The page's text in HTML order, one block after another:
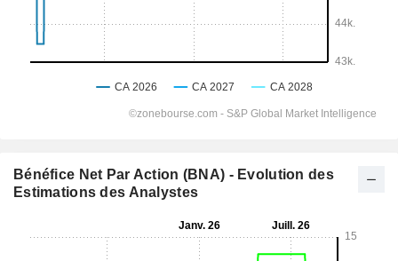
Bénéfice Net Par Action (BNA) - Evolution des
Estimations des Analystes